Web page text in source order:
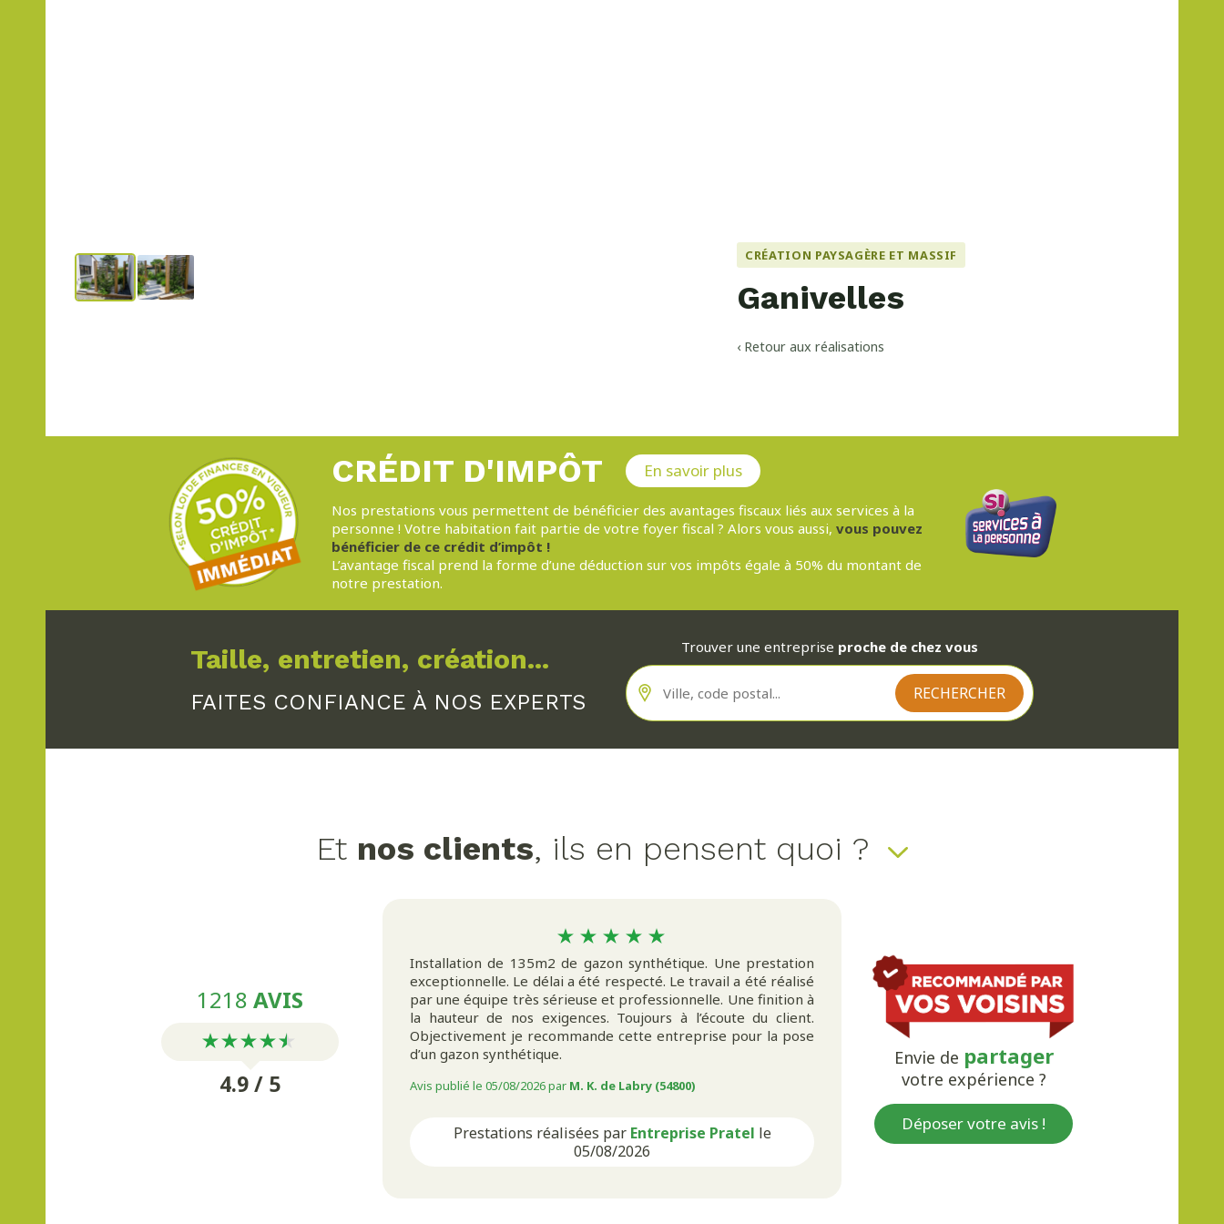
CRÉATION PAYSAGÈRE ET MASSIF
Ganivelles
‹ Retour aux réalisations
CRÉDIT D'IMPÔT En savoir plus
Nos prestations vous permettent de bénéficier des avantages fiscaux liés aux services à la
personne ! Votre habitation fait partie de votre foyer fiscal ? Alors vous aussi, vous pouvez
bénéficier de ce crédit d’impôt !
L’avantage fiscal prend la forme d’une déduction sur vos impôts égale à 50% du montant de
notre prestation.
Taille, entretien, création...
FAITES CONFIANCE À NOS EXPERTS
Trouver une entreprise proche de chez vous
Et nos clients, ils en pensent quoi ?
1218AVIS
4.9 / 5
Installation de 135m2 de gazon synthétique. Une prestation
exceptionnelle. Le délai a été respecté. Le travail a été réalisé
par une équipe très sérieuse et professionnelle. Une finition à
la hauteur de nos exigences. Toujours à l’écoute du client.
Objectivement je recommande cette entreprise pour la pose
d’un gazon synthétique.
Avis publié le 05/08/2026 par M. K. de Labry (54800)
Prestations réalisées par Entreprise Pratel le
05/08/2026
Envie de partager
votre expérience ?
Déposer votre avis !